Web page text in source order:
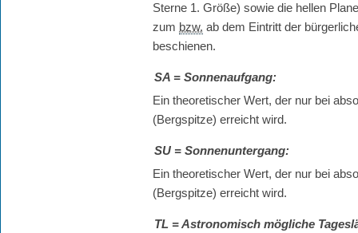
Sterne 1. Größe) sowie die hellen
zum bzw. ab dem Eintritt der
beschienen.
SA = Sonnenaufgang:
Ein theoretischer Wert, der nur bei
(Bergspitze) erreicht wird.
SU = Sonnenuntergang:
Ein theoretischer Wert, der nur bei
(Bergspitze) erreicht wird.
TL = Astronomisch mögliche